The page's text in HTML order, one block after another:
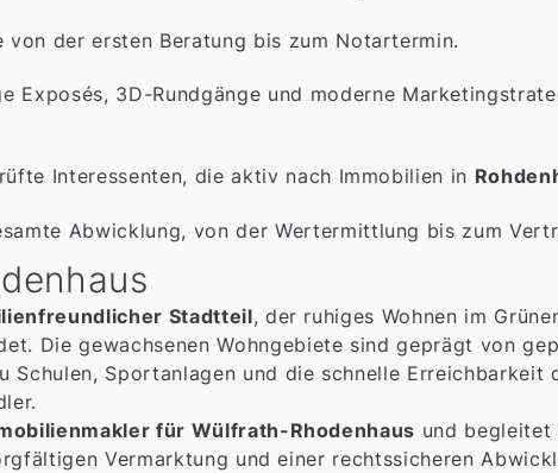
von der ersten Beratung bis zum Notartermin.
Exposés, 3D-Rundgänge und moderne
Interessenten, die aktiv nach Immobilien in
Abwicklung, von der Wertermittlung bis zum
Stadtteil, der ruhiges Wohnen im
Die gewachsenen Wohngebiete sind geprägt von
Schulen, Sportanlagen und die schnelle Erreichbarkeit
für Wülfrath-Rhodenhaus und begleitet
Vermarktung und einer rechtssicheren